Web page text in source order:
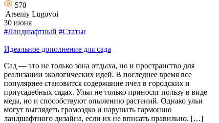
570
Arseniy Lugovoi
30 июня
#Ландшафтный #Статьи
Идеальное дополнение для сада
Сад — это не только зона отдыха, но и пространство для
реализации экологических идей. В последнее время все
популярнее становится содержание пчел в городских и
приусадебных садах. Ульи не только приносят пользу в виде
меда, но и способствуют опылению растений. Однако ульи
могут выглядеть громоздко и нарушать гармонию
ландшафтного дизайна, если их не вписать правильно. […]